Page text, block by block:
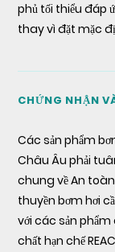
phủ tối thiểu đáp
thay vì đặt mặc
CHỨNG NHẬN
Các sản phẩm
Châu Âu phải
chung về An
thuyền bơm hơi
với các sản
chất hạn chế